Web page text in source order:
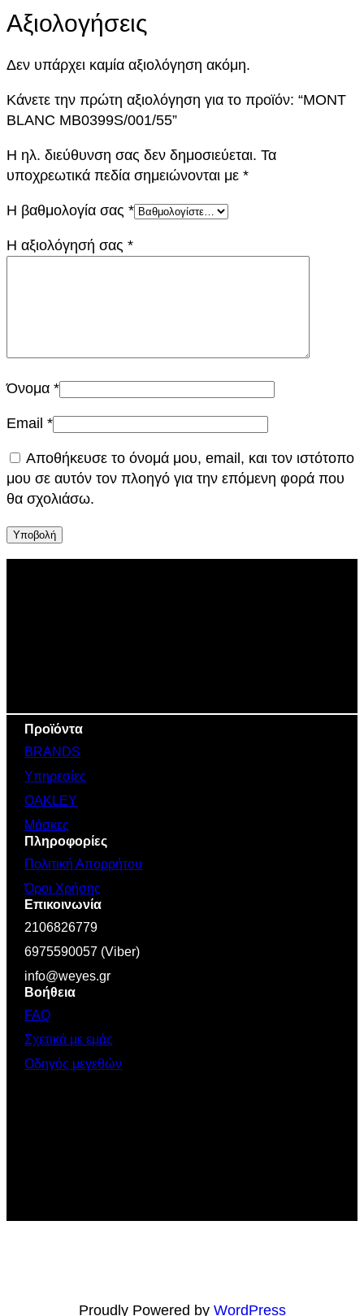
1
5
π
ο
σ
ό
η
α
Αξιολογήσεις
Δεν υπάρχει καμία αξιολόγηση ακόμη.
Κάνετε την πρώτη αξιολόγηση για το προϊόν: “MONT
BLANC MB0399S/001/55”
Η ηλ. διεύθυνση σας δεν δημοσιεύεται. Τα
υποχρεωτικά πεδία σημειώνονται με *
Η βαθμολογία σας *
Η αξιολόγησή σας *
Όνομα *
Email *
Αποθήκευσε το όνομά μου, email, και τον ιστότοπο
μου σε αυτόν τον πλοηγό για την επόμενη φορά που
θα σχολιάσω.
Προϊόντα
BRANDS
Υπηρεσίες
OAKLEY
Μάσκες
Πληροφορίες
Πολιτική Απορρήτου
Όροι Χρήσης
Επικοινωνία
2106826779
6975590057 (Viber)
info@weyes.gr
Βοήθεια
FAQ
Σχετικά με εμάς
Οδηγός μεγεθών
Proudly Powered by WordPress